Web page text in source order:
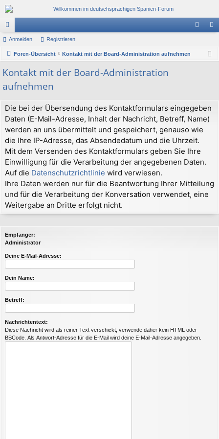
or
en ist
Anmelden Registrieren
Foren-Übersicht Kontakt mit der Board-Administration aufnehmen
Kontakt mit der Board-Administration
aufnehmen
Die bei der Übersendung des Kontaktformulars eingegeben
Daten (E-Mail-Adresse, Inhalt der Nachricht, Betreff, Name)
werden an uns übermittelt und gespeichert, genauso wie
die Ihre IP-Adresse, das Absendedatum und die Uhrzeit.
Mit dem Versenden des Kontaktformulars geben Sie Ihre
Einwilligung für die Verarbeitung der angegebenen Daten.
Auf die Datenschutzrichtlinie wird verwiesen.
Ihre Daten werden nur für die Beantwortung Ihrer Mitteilung
und für die Verarbeitung der Konversation verwendet, eine
Weitergabe an Dritte erfolgt nicht.
Empfänger:
Administrator
Deine E-Mail-Adresse:
Dein Name:
Betreff:
Nachrichtentext:
Diese Nachricht wird als reiner Text verschickt, verwende daher kein HTML oder
BBCode. Als Antwort-Adresse für die E-Mail wird deine E-Mail-Adresse angegeben.